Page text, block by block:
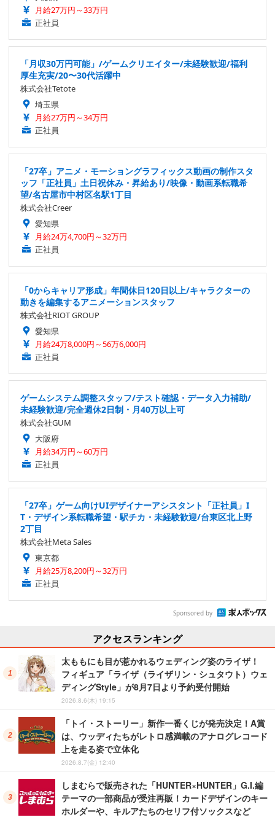
月給27万円～33万円
正社員
「月収30万円可能」/ゲームクリエイター/未経験歓迎/福利
厚生充実/20〜30代活躍中
株式会社Tetote
埼玉県
月給27万円～34万円
正社員
「27卒」アニメ・モーショングラフィックス動画の制作スタ
ッフ「正社員」土日祝休み・昇給あり/映像・動画系転職希
望/名古屋市中村区名駅1丁目
株式会社Creer
愛知県
月給24万4,700円～32万円
正社員
「0からキャリア形成」年間休日120日以上/キャラクターの
動きを編集するアニメーションスタッフ
株式会社RIOT GROUP
愛知県
月給24万8,000円～56万6,000円
正社員
ゲームシステム調整スタッフ/テスト確認・データ入力補助/
未経験歓迎/完全週休2日制・月40万以上可
株式会社GUM
大阪府
月給34万円～60万円
正社員
「27卒」ゲーム向けUIデザイナーアシスタント「正社員」I
T・デザイン系転職希望・駅チカ・未経験歓迎/台東区北上野
2丁目
株式会社Meta Sales
東京都
月給25万8,200円～32万円
正社員
Sponsored by
アクセスランキング
太ももにも目が惹かれるウェディング姿のライザ！
フィギュア「ライザ（ライザリン・シュタウト）ウェ
ディングStyle」が8月7日より予約受付開始
2026.8.6(木) 19:15
「トイ・ストーリー」新作一番くじが発売決定！A賞
は、ウッディたちがレトロ感満載のアナログレコード
上を走る姿で立体化
2026.8.7(金) 12:40
しまむらで販売された「HUNTER×HUNTER」G.I.編
テーマの一部商品が受注再販！カードデザインのキー
ホルダーや、キルアたちのセリフ付ソックスなど